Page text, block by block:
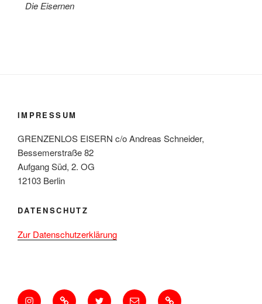
Die Eisernen
IMPRESSUM
GRENZENLOS EISERN c/o Andreas Schneider,
Bessemerstraße 82
Aufgang Süd, 2. OG
12103 Berlin
DATENSCHUTZ
Zur Datenschutzerklärung
InstagramBlueSkyGrnznlsEisern
E-
Mastodon